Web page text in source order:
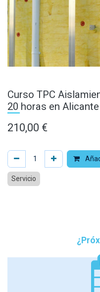
Curso TPC
20 horas en
210,00 €
Servicio